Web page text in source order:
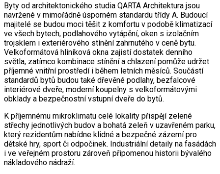
Byty od architektonického studia QARTA Architektura jsou
navržené v mimořádně úsporném standardu třídy A. Budoucí
majitelé se budou moci těšit z komfortu v podobě klimatizací
ve všech bytech, podlahového vytápění, oken s izolačním
trojsklem i exteriérového stínění zahrnutého v ceně bytu.
Velkoformátová hliníková okna zajistí dostatek denního
světla, zatímco kombinace stínění a chlazení pomůže udržet
příjemné vnitřní prostředí i během letních měsíců. Součástí
standardů bytů budou také dřevěné podlahy, bezfalcové
interiérové dveře, moderní koupelny s velkoformátovými
obklady a bezpečnostní vstupní dveře do bytů.
K příjemnému mikroklimatu celé lokality přispějí zelené
střechy jednotlivých budov a bohatá zeleň v uzavřeném parku,
který rezidentům nabídne klidné a bezpečné zázemí pro
dětské hry, sport či odpočinek. Industriální detaily na fasádách
i ve veřejném prostoru zároveň připomenou historii bývalého
nákladového nádraží.